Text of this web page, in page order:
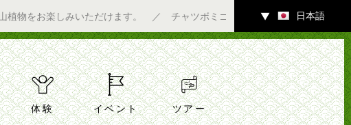
楽しみいただけます。 ／ チャツボミゴケ公園内ギャラリーにて7/4（土）
▼ 日本語
体験 イベント ツアー